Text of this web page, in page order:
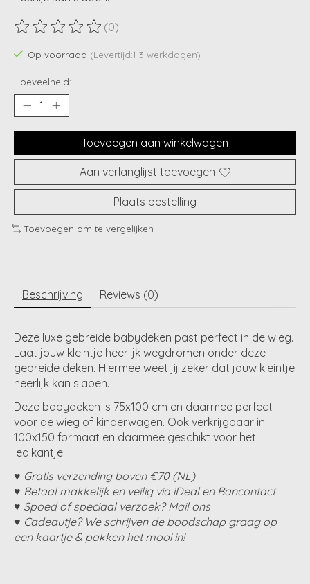
De beoordeling van dit product is
(0)
Op voorraad (Levertijd:1-3 werkdagen)
Hoeveelheid:
Toevoegen aan winkelwagen
Aan verlanglijst toevoegen
Plaats bestelling
Toevoegen om te vergelijken
Beschrijving Reviews (0)
Deze luxe gebreide babydeken past perfect in de wieg.
Laat jouw kleintje heerlijk wegdromen onder deze
gebreide deken. Hiermee weet jij zeker dat jouw kleintje
heerlijk kan slapen.
Deze babydeken is 75x100 cm en daarmee perfect
voor de wieg of kinderwagen. Ook verkrijgbaar in
100x150 formaat en daarmee geschikt voor het
ledikantje.
♥ Gratis verzending boven €70 (NL)
♥ Betaal makkelijk en veilig via iDeal en Bancontact
♥ Spoed of speciaal verzoek? Mail ons
♥ Cadeautje? We schrijven de boodschap graag op
een kaartje & pakken het mooi in!